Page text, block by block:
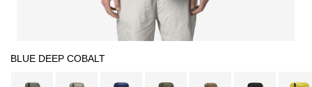
BLUE DEEP COBALT